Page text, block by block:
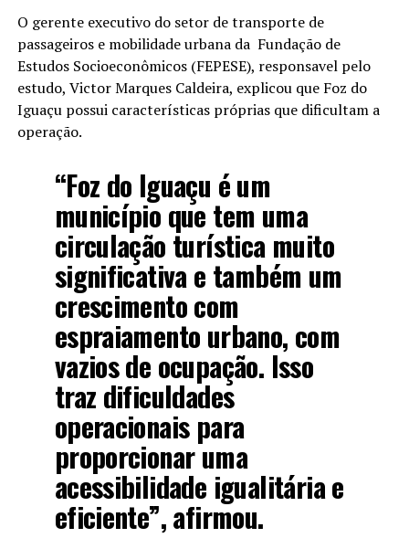
O gerente executivo do setor de transporte de
passageiros e mobilidade urbana da Fundação de
Estudos Socioeconômicos (FEPESE), responsavel pelo
estudo, Victor Marques Caldeira, explicou que Foz do
Iguaçu possui características próprias que dificultam a
operação.
“Foz do Iguaçu é um
município que tem uma
circulação turística muito
significativa e também um
crescimento com
espraiamento urbano, com
vazios de ocupação. Isso
traz dificuldades
operacionais para
proporcionar uma
acessibilidade igualitária e
eficiente”, afirmou.